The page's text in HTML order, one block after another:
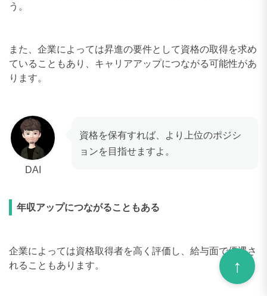
う。
また、企業によっては昇進の要件として資格の取得を求め
ていることもあり、キャリアアップにつながる可能性があ
ります。
DAI
資格を保有すれば、より上位のポジシ
ョンを目指せますよ。
年収アップにつながることもある
企業によっては資格取得者を高く評価し、給与面で優遇さ
れることもあります。